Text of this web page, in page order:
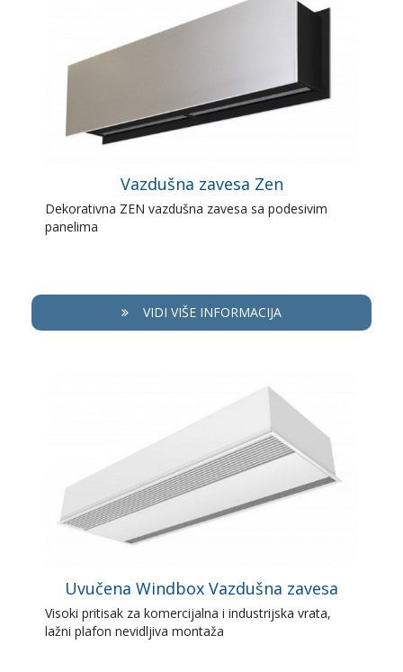
Vazdušna zavesa Zen
Dekorativna ZEN vazdušna zavesa sa podesivim
panelima
VIDI VIŠE INFORMACIJA
Uvučena Windbox Vazdušna zavesa
Visoki pritisak za komercijalna i industrijska vrata,
lažni plafon nevidljiva montaža